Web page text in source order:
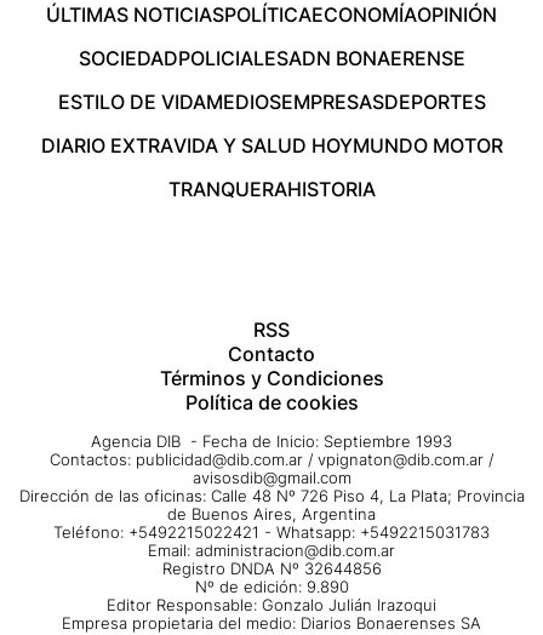
ÚLTIMAS NOTICIASPOLÍTICAECONOMÍAOPINIÓN
SOCIEDADPOLICIALESADN BONAERENSE
ESTILO DE VIDAMEDIOSEMPRESASDEPORTES
DIARIO EXTRAVIDA Y SALUD HOYMUNDO MOTOR
TRANQUERAHISTORIA
RSS
Contacto
Términos y Condiciones
Política de cookies
Agencia DIB - Fecha de Inicio: Septiembre 1993
Contactos: publicidad@dib.com.ar / vpignaton@dib.com.ar /
avisosdib@gmail.com
Dirección de las oficinas: Calle 48 Nº 726 Piso 4, La Plata; Provincia
de Buenos Aires, Argentina
Teléfono: +5492215022421 - Whatsapp: +5492215031783
Email: administracion@dib.com.ar
Registro DNDA Nº 32644856
Nº de edición: 9.890
Editor Responsable: Gonzalo Julián Irazoqui
Empresa propietaria del medio: Diarios Bonaerenses SA